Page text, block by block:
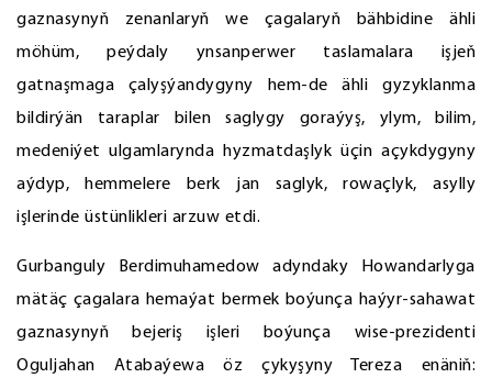
gaznasynyň zenanlaryň we çagalaryň bähbidine ähli
möhüm, peýdaly ynsanperwer taslamalara işjeň
gatnaşmaga çalyşýandygyny hem-de ähli gyzyklanma
bildirýän taraplar bilen saglygy goraýyş, ylym, bilim,
medeniýet ulgamlarynda hyzmatdaşlyk üçin açykdygyny
aýdyp, hemmelere berk jan saglyk, rowaçlyk, asylly
işlerinde üstünlikleri arzuw etdi.
Gurbanguly Berdimuhamedow adyndaky Howandarlyga
mätäç çagalara hemaýat bermek boýunça haýyr-sahawat
gaznasynyň bejeriş işleri boýunça wise-prezidenti
Oguljahan Atabaýewa öz çykyşyny Tereza enäniň: